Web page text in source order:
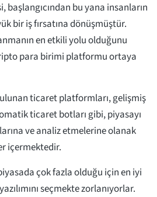
bu yana insanların
bir iş fırsatına dönüşmüştür.
en etkili yolu olduğunu
para birimi platformu ortaya
ticaret platformları, gelişmiş
ticaret botları gibi, piyasayı
ve analiz etmelerine olanak
içermektedir.
çok fazla olduğu için en iyi
seçmekte zorlanıyorlar.